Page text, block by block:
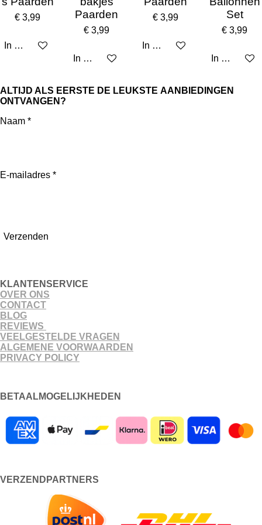
n
€ 3,99
In winkelwagen
Paarden
€ 3,99
In winkelwagen
€ 3,99
In winkelwagen
Set
€ 3,99
In
ALTIJD ALS EERSTE DE LEUKSTE AANBIEDINGEN
ONTVANGEN?
Naam *
E-mailadres *
Verzenden
KLANTENSERVICE
OVER ONS
CONTACT
BLOG
REVIEWS
VEELGESTELDE VRAGEN
ALGEMENE VOORWAARDEN
PRIVACY POLICY
BETAALMOGELIJKHEDEN
VERZENDPARTNERS